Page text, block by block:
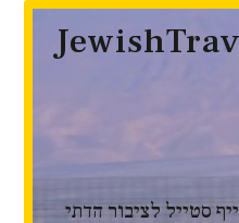
סטייל לציבור הדתי